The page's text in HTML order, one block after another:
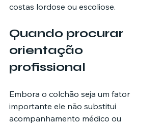
costas lordose ou escoliose.
Quando procurar
orientação
profissional
Embora o colchão seja um fator
importante ele não substitui
acompanhamento médico ou